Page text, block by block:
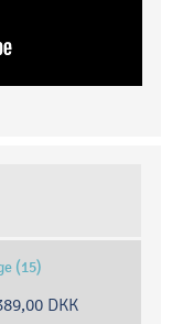
(15)
DKK